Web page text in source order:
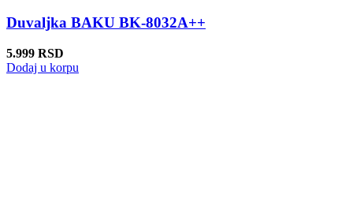
Duvaljka BAKU BK-8032A++
5.999 RSD
Dodaj u korpu